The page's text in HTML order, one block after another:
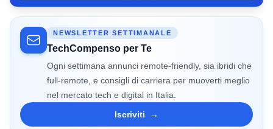
NEWSLETTER SETTIMANALE
TechCompenso per Te
Ogni settimana annunci remote-friendly, sia ibridi che
full-remote, e consigli di carriera per muoverti meglio
nel mercato tech e digital in Italia.
Iscriviti
→